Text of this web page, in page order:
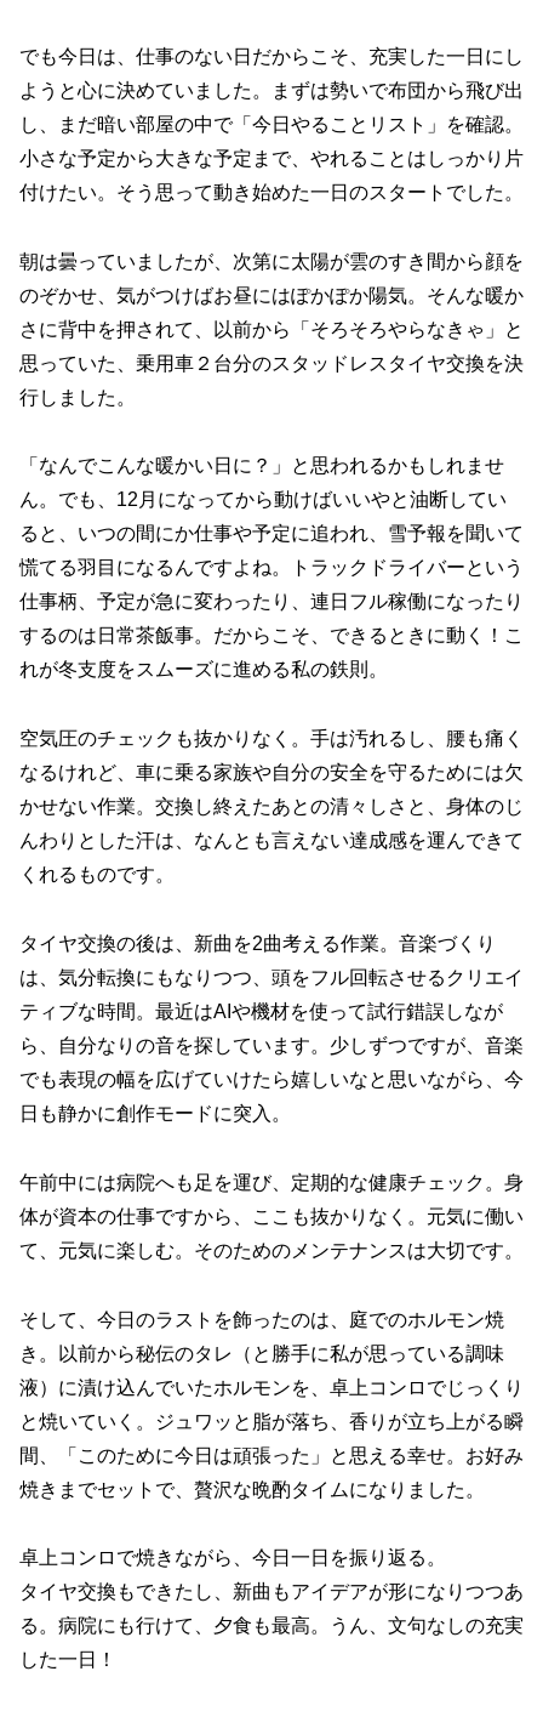
でも今日は、仕事のない日だからこそ、充実した一日にし
ようと心に決めていました。まずは勢いで布団から飛び出
し、まだ暗い部屋の中で「今日やることリスト」を確認。
小さな予定から大きな予定まで、やれることはしっかり片
付けたい。そう思って動き始めた一日のスタートでした。
朝は曇っていましたが、次第に太陽が雲のすき間から顔を
のぞかせ、気がつけばお昼にはぽかぽか陽気。そんな暖か
さに背中を押されて、以前から「そろそろやらなきゃ」と
思っていた、乗用車２台分のスタッドレスタイヤ交換を決
行しました。
「なんでこんな暖かい日に？」と思われるかもしれませ
ん。でも、12月になってから動けばいいやと油断してい
ると、いつの間にか仕事や予定に追われ、雪予報を聞いて
慌てる羽目になるんですよね。トラックドライバーという
仕事柄、予定が急に変わったり、連日フル稼働になったり
するのは日常茶飯事。だからこそ、できるときに動く！こ
れが冬支度をスムーズに進める私の鉄則。
空気圧のチェックも抜かりなく。手は汚れるし、腰も痛く
なるけれど、車に乗る家族や自分の安全を守るためには欠
かせない作業。交換し終えたあとの清々しさと、身体のじ
んわりとした汗は、なんとも言えない達成感を運んできて
くれるものです。
タイヤ交換の後は、新曲を2曲考える作業。音楽づくり
は、気分転換にもなりつつ、頭をフル回転させるクリエイ
ティブな時間。最近はAIや機材を使って試行錯誤しなが
ら、自分なりの音を探しています。少しずつですが、音楽
でも表現の幅を広げていけたら嬉しいなと思いながら、今
日も静かに創作モードに突入。
午前中には病院へも足を運び、定期的な健康チェック。身
体が資本の仕事ですから、ここも抜かりなく。元気に働い
て、元気に楽しむ。そのためのメンテナンスは大切です。
そして、今日のラストを飾ったのは、庭でのホルモン焼
き。以前から秘伝のタレ（と勝手に私が思っている調味
液）に漬け込んでいたホルモンを、卓上コンロでじっくり
と焼いていく。ジュワッと脂が落ち、香りが立ち上がる瞬
間、「このために今日は頑張った」と思える幸せ。お好み
焼きまでセットで、贅沢な晩酌タイムになりました。
卓上コンロで焼きながら、今日一日を振り返る。
タイヤ交換もできたし、新曲もアイデアが形になりつつあ
る。病院にも行けて、夕食も最高。うん、文句なしの充実
した一日！